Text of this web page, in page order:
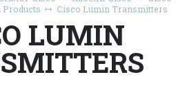
Products
Cisco Lumin Transmitters
LUMIN